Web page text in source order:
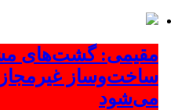
مقیمی: گشت‌های
ساخت‌وساز
می‌شود